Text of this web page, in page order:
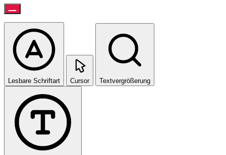
Lesbare Schriftart Cursor Textvergrößerung